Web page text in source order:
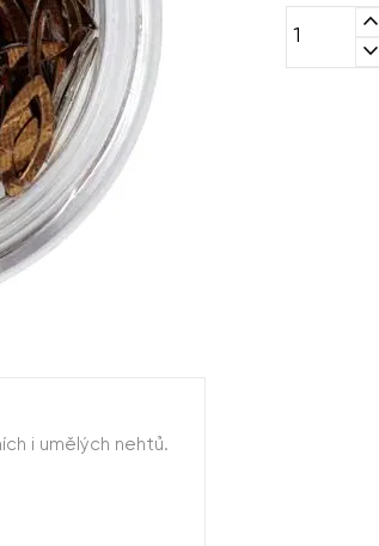
expand_less
expand_more
i umělých nehtů.